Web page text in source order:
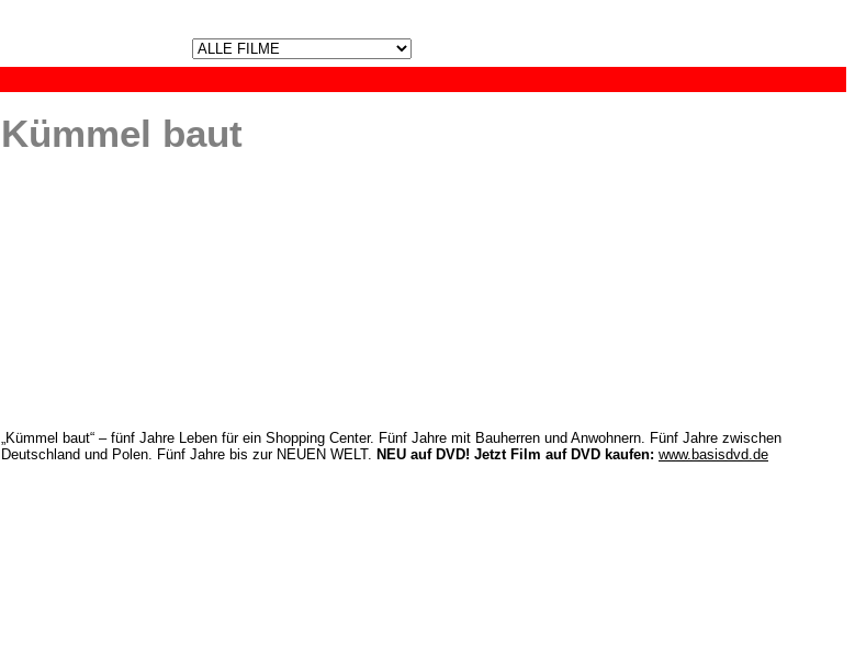
Kümmel baut
„Kümmel baut“ – fünf Jahre Leben für ein Shopping Center. Fünf Jahre mit Bauherren und Anwohnern. Fünf Jahre zwischen
Deutschland und Polen. Fünf Jahre bis zur NEUEN WELT. NEU auf DVD! Jetzt Film auf DVD kaufen: www.basisdvd.de